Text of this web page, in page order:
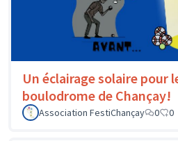
Un éclairage solaire pour
boulodrome de Chançay!
Association FestiChançay
0 0